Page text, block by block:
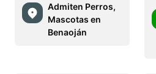
Admiten Perros,
Mascotas en
Benaoján